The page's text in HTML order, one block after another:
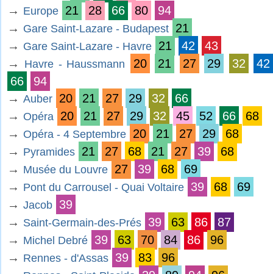
→ Europe 21 28 66 80
94
→ Gare Saint-Lazare - Budapest 21
→ Gare Saint-Lazare - Havre 21 42
43
→ Havre - Haussmann 20 21 27 29 32
42
66
94
→ Auber 20 21 27 29 32
66
→ Opéra 20 21 27 29 32 45 52 66
68
→ Opéra - 4 Septembre 20 21 27 29
68
→ Pyramides 21 27 68 21 27 39
68
→ Musée du Louvre 27 39 68
69
→ Pont du Carrousel - Quai Voltaire 39 68
69
→ Jacob 39
→ Saint-Germain-des-Prés 39 63 86
87
→ Michel Debré 39 63 70 84 86
96
→ Rennes - d'Assas 39 83
96